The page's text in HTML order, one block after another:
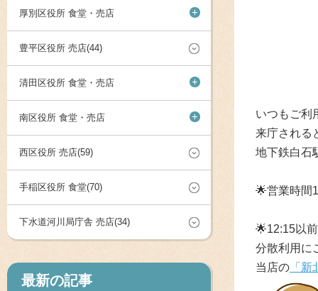
厚別区役所 食堂・売店 +
豊平区役所 売店(44)
清田区役所 食堂・売店 +
南区役所 食堂・売店 +
西区役所 売店(59)
手稲区役所 食堂(70)
下水道河川局庁舎 売店(34)
最新の記事
いつもご利
来庁される
地下鉄白石
🌟営業時間
🌟12:15以
分散利用に
当店の 「